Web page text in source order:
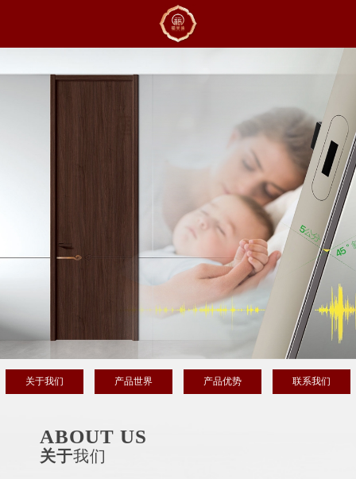
关于我们 产品世界 产品优势 联系我们
ABOUT US
关于我们